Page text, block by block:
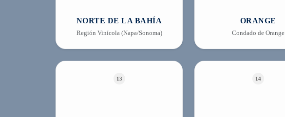
NORTE DE LA BAHÍA
Región Vinícola (Napa/Sonoma)
ORANGE
Condado de Orange
13 14